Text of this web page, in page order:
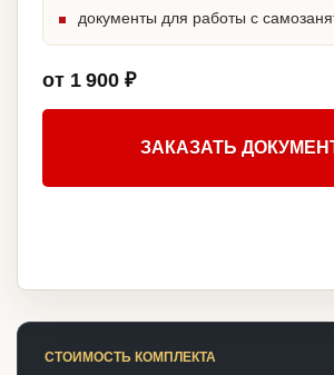
документы для работы с
от 1 900 ₽
ЗАКАЗАТЬ
СТОИМОСТЬ КОМПЛЕКТА